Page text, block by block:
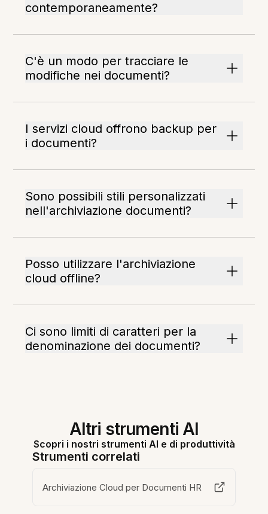
contemporaneamente?
C'è un modo per tracciare le
modifiche nei documenti?
I servizi cloud offrono backup per
i documenti?
Sono possibili stili personalizzati
nell'archiviazione documenti?
Posso utilizzare l'archiviazione
cloud offline?
Ci sono limiti di caratteri per la
denominazione dei documenti?
Altri strumenti AI
Scopri i nostri strumenti AI e di produttività
Strumenti correlati
Archiviazione Cloud per Documenti HR